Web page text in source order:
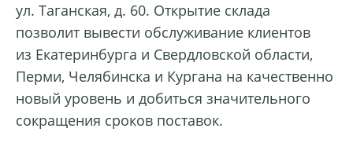
ул. Таганская, д. 60. Открытие склада
позволит вывести обслуживание клиентов
из Екатеринбурга и Свердловской области,
Перми, Челябинска и Кургана на качественно
новый уровень и добиться значительного
сокращения сроков поставок.